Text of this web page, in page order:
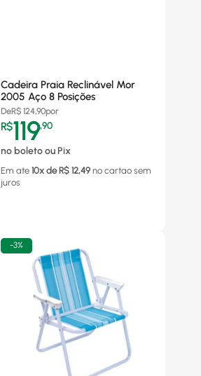
Cadeira Praia Reclinável Mor
2005 Aço 8 Posições
DeR$ 124,90por
R$119,90
no boleto ou Pix
Em ate 10x de R$ 12,49 no cartao sem
juros
-3%